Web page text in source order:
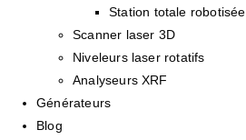
Station totale robotisée
Scanner laser 3D
Niveleurs laser rotatifs
Analyseurs XRF
Générateurs
Blog